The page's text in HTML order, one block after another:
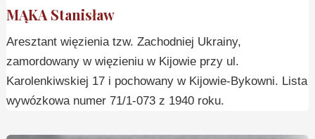
MĄKA Stanisław
Aresztant więzienia tzw. Zachodniej Ukrainy,
zamordowany w więzieniu w Kijowie przy ul.
Karolenkiwskiej 17 i pochowany w Kijowie-Bykowni. Lista
wywózkowa numer 71/1-073 z 1940 roku.